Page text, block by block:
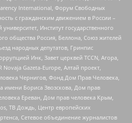
International, Форум Свободных
с гражданским движением в России –
Институт государственного
общества Россия, Беллона, Союз жителей
народных депутатов, Гринпис
Инк, Завет церквей TCCN, Агора,
Gazeta-Europe, Алтай проект,
Чернигов, Фонд Дом Прав Человека,
имени Бориса Звозскова, Дом прав
Ереван, Дом прав человека Крым,
ТВ Дождь, Центр европейских
Сетевое объединение журналистов